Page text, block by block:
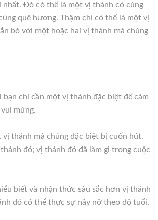
nhất. Đó có thể là một vị thánh có cùng
quê hương. Thậm chí có thể là một vị
bó với một hoặc hai vị thánh mà chúng
chỉ cần một vị thánh đặc biệt để cảm
mừng.
thánh mà chúng đặc biệt bị cuốn hút.
đó; vị thánh đó đã làm gì trong cuộc
biết và nhận thức sâu sắc hơn vị thánh
đó có thể thực sự nảy nở theo độ tuổi,